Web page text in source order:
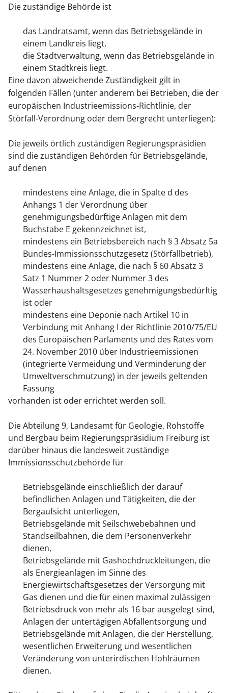
Die zuständige Behörde ist
das Landratsamt, wenn das Betriebsgelände in
einem Landkreis liegt,
die Stadtverwaltung, wenn das Betriebsgelände in
einem Stadtkreis liegt.
Eine davon abweichende Zuständigkeit gilt in
folgenden Fällen (unter anderem bei Betrieben, die der
europäischen Industrieemissions-Richtlinie, der
Störfall-Verordnung oder dem Bergrecht unterliegen):
Die jeweils örtlich zuständigen Regierungspräsidien
sind die zuständigen Behörden für Betriebsgelände,
auf denen
mindestens eine Anlage, die in Spalte d des
Anhangs 1 der Verordnung über
genehmigungsbedürftige Anlagen mit dem
Buchstabe E gekennzeichnet ist,
mindestens ein Betriebsbereich nach § 3 Absatz 5a
Bundes-Immissionsschutzgesetz (Störfallbetrieb),
mindestens eine Anlage, die nach § 60 Absatz 3
Satz 1 Nummer 2 oder Nummer 3 des
Wasserhaushaltsgesetzes genehmigungsbedürftig
ist oder
mindestens eine Deponie nach Artikel 10 in
Verbindung mit Anhang I der Richtlinie 2010/75/EU
des Europäischen Parlaments und des Rates vom
24. November 2010 über Industrieemissionen
(integrierte Vermeidung und Verminderung der
Umweltverschmutzung) in der jeweils geltenden
Fassung
vorhanden ist oder errichtet werden soll.
Die Abteilung 9, Landesamt für Geologie, Rohstoffe
und Bergbau beim Regierungspräsidium Freiburg ist
darüber hinaus die landesweit zuständige
Immissionsschutzbehörde für
Betriebsgelände einschließlich der darauf
befindlichen Anlagen und Tätigkeiten, die der
Bergaufsicht unterliegen,
Betriebsgelände mit Seilschwebebahnen und
Standseilbahnen, die dem Personenverkehr
dienen,
Betriebsgelände mit Gashochdruckleitungen, die
als Energieanlagen im Sinne des
Energiewirtschaftsgesetzes der Versorgung mit
Gas dienen und die für einen maximal zulässigen
Betriebsdruck von mehr als 16 bar ausgelegt sind,
Anlagen der untertägigen Abfallentsorgung und
Betriebsgelände mit Anlagen, die der Herstellung,
wesentlichen Erweiterung und wesentlichen
Veränderung von unterirdischen Hohlräumen
dienen.